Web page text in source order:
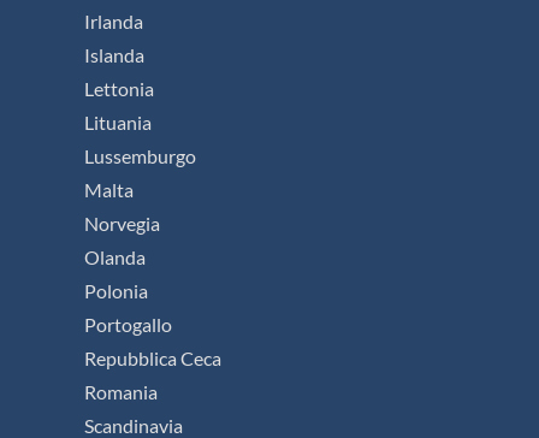
Irlanda
Islanda
Lettonia
Lituania
Lussemburgo
Malta
Norvegia
Olanda
Polonia
Portogallo
Repubblica Ceca
Romania
Scandinavia